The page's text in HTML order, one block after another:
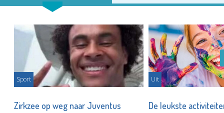
Sport
Zirkzee op weg naar Juventus
Uit
De leukste